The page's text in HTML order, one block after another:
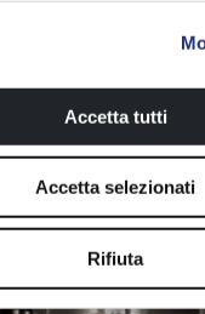
Accetta tutti
Accetta selezionati
Rifiuta
DELLA SERIE